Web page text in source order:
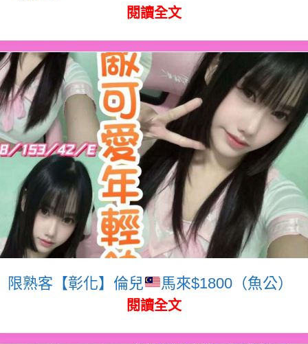
閱讀全文
限熟客【彰化】倫兒 馬來$1800（魚公）
閱讀全文